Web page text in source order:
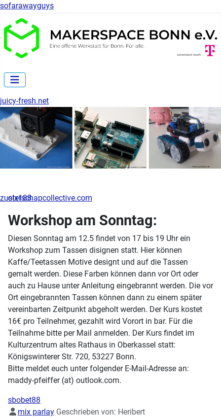
sofarawayguys
juicy-fresh.net
zusterschapcollective.com
Workshop am Sonntag:
Diesen Sonntag am 12.5 findet von 17 bis 19 Uhr ein
Workshop zum Tassen disignen statt. Hier können
Kaffe/Teetassen Motive designt und auf die Tassen
gemalt werden. Diese Farben können dann vor Ort oder
auch zu Hause unter Anleitung eingebrannt werden. Die vor
Ort eingebrannten Tassen können dann zu einem später
vereinbarten Zeitpunkt abgeholt werden. Der Kurs kostet
16€ pro Teilnehmer, gezahlt wird Vorort in bar. Für die
Teilnahme bitte per Mail anmelden. Der Kurs findet im
Kulturzentrum altes Rathaus in Oberkassel statt:
Königswinterer Str. 720, 53227 Bonn.
Bitte meldet euch unter folgender E-Mail-Adresse an:
maddy-pfeiffer (at) outlook.com.
sbobet88
Details
mix parlay Geschrieben von: Heribert
olx188